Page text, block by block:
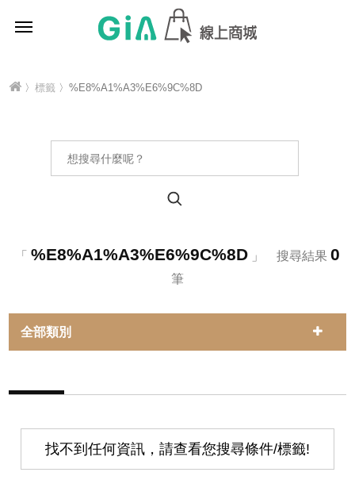
〉標籤 〉%E8%A1%A3%E6%9C%8D
「 %E8%A1%A3%E6%9C%8D 」 搜尋結果 0
筆
全部類別
找不到任何資訊，請查看您搜尋條件/標籤!